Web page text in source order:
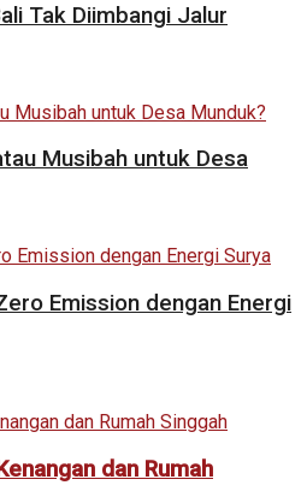
Tak Diimbangi Jalur
Musibah untuk Desa
Emission dengan Energi
dan Rumah